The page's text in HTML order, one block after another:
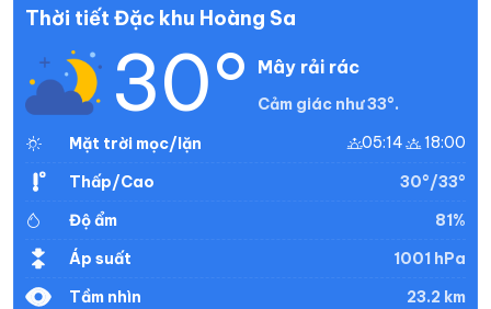
Thời tiết Đặc khu Hoàng Sa
30° Mây rải rác
Cảm giác như 33°.
Mặt trời mọc/lặn
05:14 18:00
Thấp/Cao
30°/33°
Độ ẩm
81%
Áp suất
1001 hPa
Tầm nhìn
23.2 km